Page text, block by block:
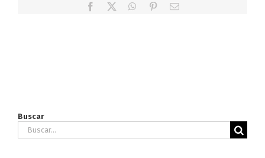
Facebook WhatsApp
PinterestCorreo
Buscar
Buscar: